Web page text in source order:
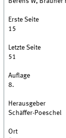
Erste Seite
15
Letzte Seite
51
Auflage
8.
Herausgeber
Schäffer-Poeschel
Ort